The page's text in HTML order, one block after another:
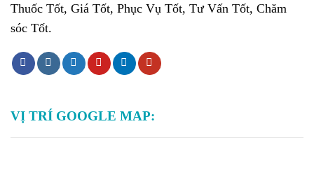
Thuốc Tốt, Giá Tốt, Phục Vụ Tốt, Tư Vấn Tốt, Chăm
sóc Tốt.
VỊ TRÍ GOOGLE MAP: